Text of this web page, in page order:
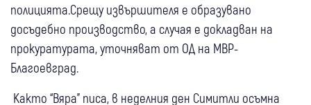
полицията.Срещу извършителя е образувано
досъдебно производство, а случая е докладван на
прокуратурата, уточняват от ОД на МВР-
Благоевград.
Както “Вяра” писа, в неделния ден Симитли осъмна